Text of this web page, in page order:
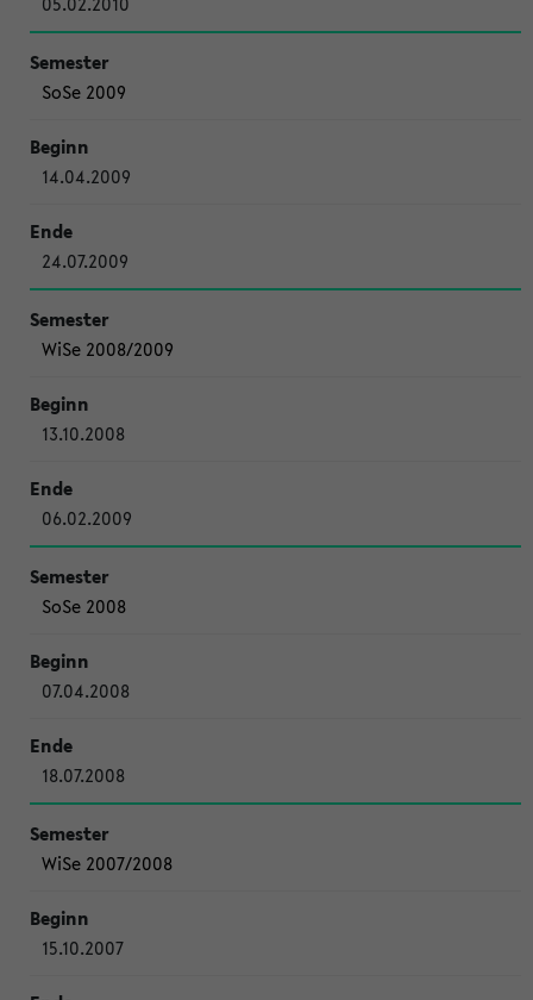
SoSe 2009
14.04.2009
24.07.2009
WiSe 2008/2009
13.10.2008
06.02.2009
SoSe 2008
07.04.2008
18.07.2008
WiSe 2007/2008
15.10.2007